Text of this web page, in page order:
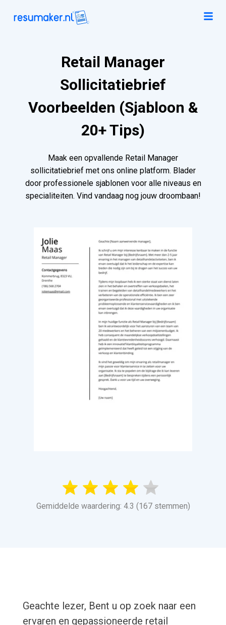
Retail Manager
Sollicitatiebrief
Voorbeelden (Sjabloon &
20+ Tips)
Maak een opvallende Retail Manager
sollicitatiebrief met ons online platform. Blader
door professionele sjablonen voor alle niveaus en
specialiteiten. Vind vandaag nog jouw droombaan!
Gemiddelde waardering: 4.3 (167 stemmen)
Geachte lezer, Bent u op zoek naar een
ervaren en gepassioneerde retail